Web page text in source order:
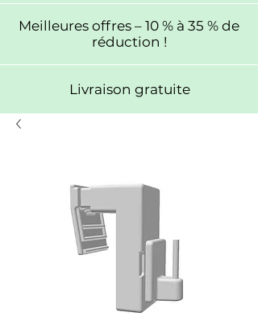
Meilleures offres – 10 % à 35 % de
réduction !
Livraison gratuite